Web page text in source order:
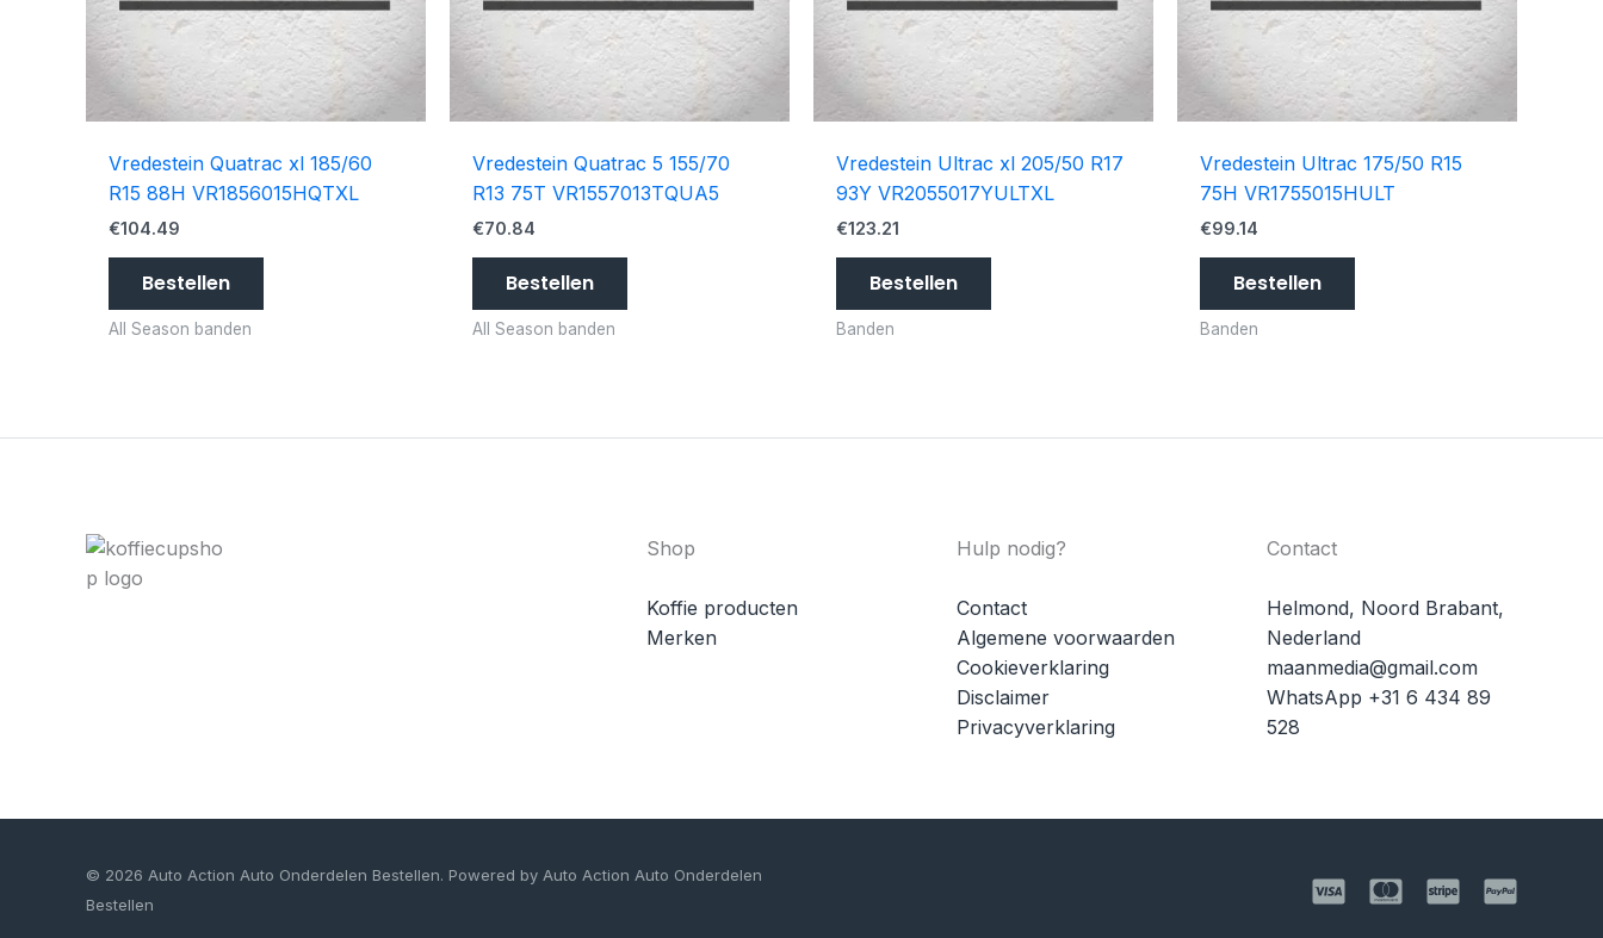
Vredestein Quatrac xl 185/60
R15 88H VR1856015HQTXL
€104.49
Bestellen
All Season banden
Vredestein Quatrac 5 155/70
R13 75T VR1557013TQUA5
€70.84
Bestellen
All Season banden
Vredestein Ultrac xl 205/50 R17
93Y VR2055017YULTXL
€123.21
Bestellen
Banden
Vredestein Ultrac 175/50 R15
75H VR1755015HULT
€99.14
Bestellen
Banden
Shop
Koffie producten
Merken
Hulp nodig?
Contact
Algemene voorwaarden
Cookieverklaring
Disclaimer
Privacyverklaring
Contact
Helmond, Noord Brabant,
Nederland
maanmedia@gmail.com
WhatsApp +31 6 434 89
528
© 2026 Auto Action Auto Onderdelen Bestellen. Powered by Auto Action Auto Onderdelen
Bestellen